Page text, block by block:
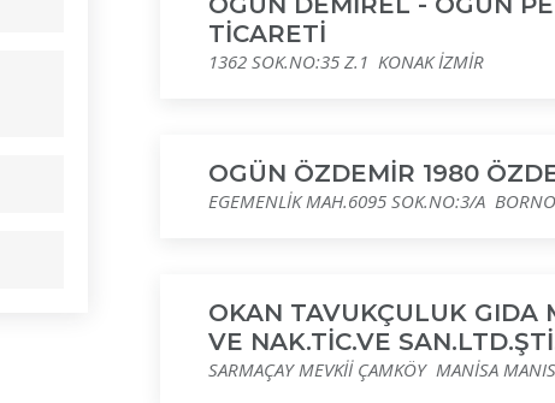
TİCARETİ
1362 SOK.NO:35 Z.1 KONAK İZMİR
OGÜN ÖZDEMİR 1980
EGEMENLİK MAH.6095 SOK.NO:3/A
OKAN TAVUKÇULUK GIDA
VE NAK.TİC.VE
SARMAÇAY MEVKİİ ÇAMKÖY MANİSA